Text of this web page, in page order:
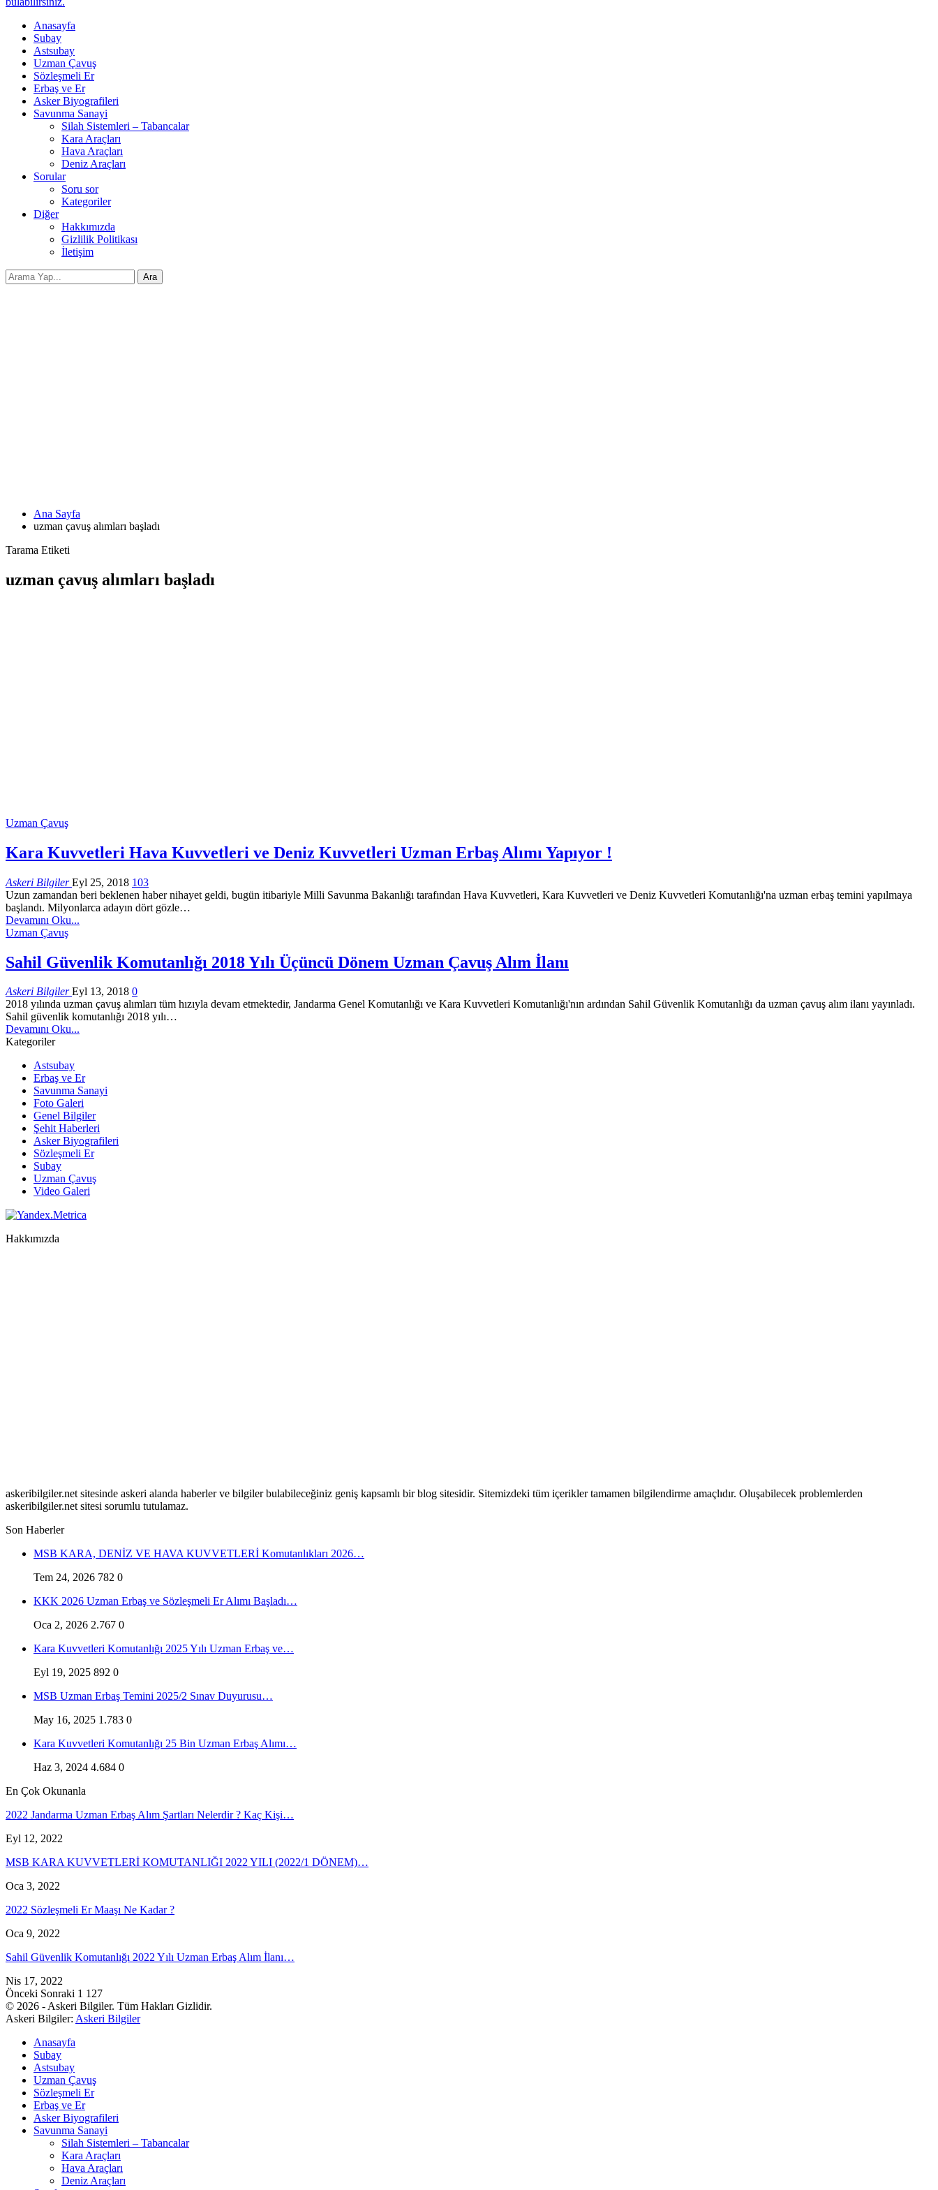
Anasayfa
Subay
Astsubay
Uzman Çavuş
Sözleşmeli Er
Erbaş ve Er
Asker Biyografileri
Savunma Sanayi
Silah Sistemleri – Tabancalar
Kara Araçları
Hava Araçları
Deniz Araçları
Sorular
Soru sor
Kategoriler
Diğer
Hakkımızda
Gizlilik Politikası
İletişim
Ana Sayfa
uzman çavuş alımları başladı
Tarama Etiketi
uzman çavuş alımları başladı
Uzman Çavuş
Kara Kuvvetleri Hava Kuvvetleri ve Deniz Kuvvetleri Uzman Erbaş Alımı Yapıyor !
Askeri BilgilerEyl 25, 2018 103
Uzun zamandan beri beklenen haber nihayet geldi, bugün itibariyle Milli Savunma Bakanlığı tarafından Hava Kuvvetleri, Kara Kuvvetleri ve Deniz Kuvvetleri Komutanlığı'na uzman erbaş temini yapılmaya
başlandı. Milyonlarca adayın dört gözle…
Devamını Oku...
Uzman Çavuş
Sahil Güvenlik Komutanlığı 2018 Yılı Üçüncü Dönem Uzman Çavuş Alım İlanı
Askeri BilgilerEyl 13, 2018 0
2018 yılında uzman çavuş alımları tüm hızıyla devam etmektedir, Jandarma Genel Komutanlığı ve Kara Kuvvetleri Komutanlığı'nın ardından Sahil Güvenlik Komutanlığı da uzman çavuş alım ilanı yayınladı.
Sahil güvenlik komutanlığı 2018 yılı…
Devamını Oku...
Kategoriler
Astsubay
Erbaş ve Er
Savunma Sanayi
Foto Galeri
Genel Bilgiler
Şehit Haberleri
Asker Biyografileri
Sözleşmeli Er
Subay
Uzman Çavuş
Video Galeri
Hakkımızda
askeribilgiler.net sitesinde askeri alanda haberler ve bilgiler bulabileceğiniz geniş kapsamlı bir blog sitesidir. Sitemizdeki tüm içerikler tamamen bilgilendirme amaçlıdır. Oluşabilecek problemlerden
askeribilgiler.net sitesi sorumlu tutulamaz.
Son Haberler
MSB KARA, DENİZ VE HAVA KUVVETLERİ Komutanlıkları 2026…
Tem 24, 2026 782 0
KKK 2026 Uzman Erbaş ve Sözleşmeli Er Alımı Başladı…
Oca 2, 2026 2.767 0
Kara Kuvvetleri Komutanlığı 2025 Yılı Uzman Erbaş ve…
Eyl 19, 2025 892 0
MSB Uzman Erbaş Temini 2025/2 Sınav Duyurusu…
May 16, 2025 1.783 0
Kara Kuvvetleri Komutanlığı 25 Bin Uzman Erbaş Alımı…
Haz 3, 2024 4.684 0
En Çok Okunanla
2022 Jandarma Uzman Erbaş Alım Şartları Nelerdir ? Kaç Kişi…
Eyl 12, 2022
MSB KARA KUVVETLERİ KOMUTANLIĞI 2022 YILI (2022/1 DÖNEM)…
Oca 3, 2022
2022 Sözleşmeli Er Maaşı Ne Kadar ?
Oca 9, 2022
Sahil Güvenlik Komutanlığı 2022 Yılı Uzman Erbaş Alım İlanı…
Nis 17, 2022
Önceki Sonraki 1 127
© 2026 - Askeri Bilgiler. Tüm Hakları Gizlidir.
Askeri Bilgiler: Askeri Bilgiler
Anasayfa
Subay
Astsubay
Uzman Çavuş
Sözleşmeli Er
Erbaş ve Er
Asker Biyografileri
Savunma Sanayi
Silah Sistemleri – Tabancalar
Kara Araçları
Hava Araçları
Deniz Araçları